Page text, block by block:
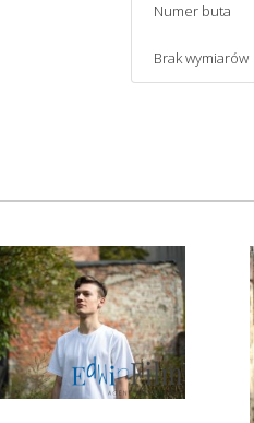
Numer buta
Brak wymiarów